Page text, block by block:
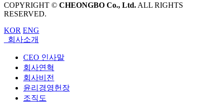
COPYRIGHT © CHEONGBO Co., Ltd. ALL RIGHTS
RESERVED.
KOR ENG
회사소개
CEO 인사말
회사연혁
회사비전
윤리경영헌장
조직도